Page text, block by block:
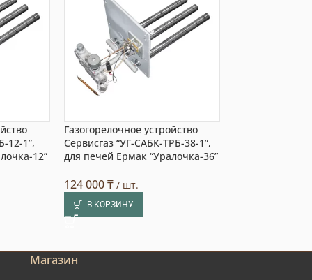
12-1”,
12”
Газогорелочное устройство
Сервисгаз “УГ-САБК-ТРБ-38-1”,
для печей Ермак “Уралочка-36”
124 000₸/ шт.
В КОРЗИНУ
Магазин